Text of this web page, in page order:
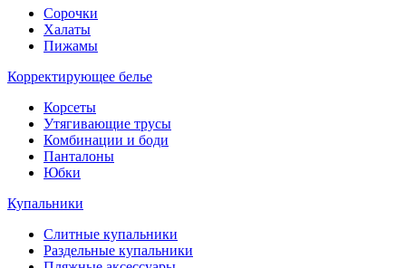
Сорочки
Халаты
Пижамы
Корректирующее белье
Корсеты
Утягивающие трусы
Комбинации и боди
Панталоны
Юбки
Купальники
Слитные купальники
Раздельные купальники